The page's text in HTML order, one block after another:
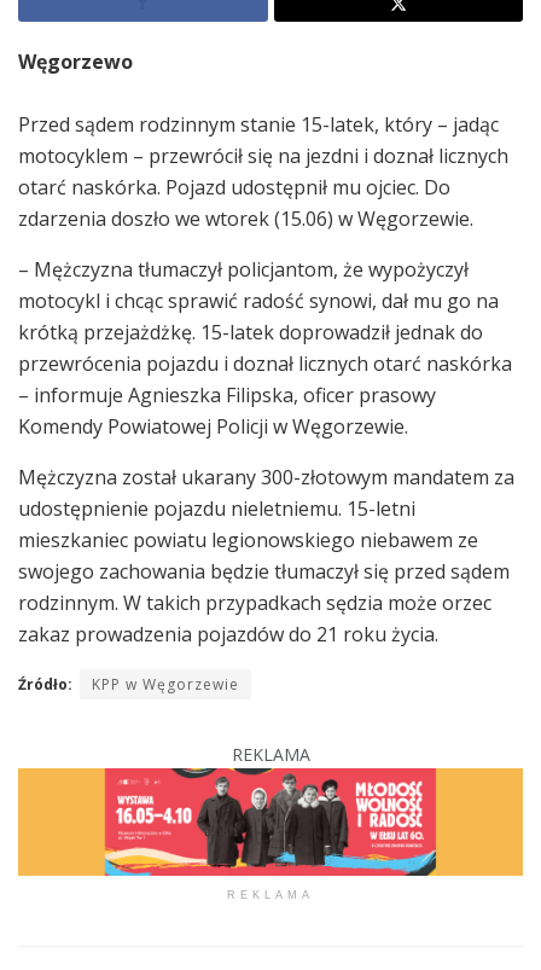
Węgorzewo
Przed sądem rodzinnym stanie 15-latek, który – jadąc
motocyklem – przewrócił się na jezdni i doznał licznych
otarć naskórka. Pojazd udostępnił mu ojciec. Do
zdarzenia doszło we wtorek (15.06) w Węgorzewie.
– Mężczyzna tłumaczył policjantom, że wypożyczył
motocykl i chcąc sprawić radość synowi, dał mu go na
krótką przejażdżkę. 15-latek doprowadził jednak do
przewrócenia pojazdu i doznał licznych otarć naskórka
– informuje Agnieszka Filipska, oficer prasowy
Komendy Powiatowej Policji w Węgorzewie.
Mężczyzna został ukarany 300-złotowym mandatem za
udostępnienie pojazdu nieletniemu. 15-letni
mieszkaniec powiatu legionowskiego niebawem ze
swojego zachowania będzie tłumaczył się przed sądem
rodzinnym. W takich przypadkach sędzia może orzec
zakaz prowadzenia pojazdów do 21 roku życia.
Źródło: KPP w Węgorzewie
REKLAMA
REKLAMA